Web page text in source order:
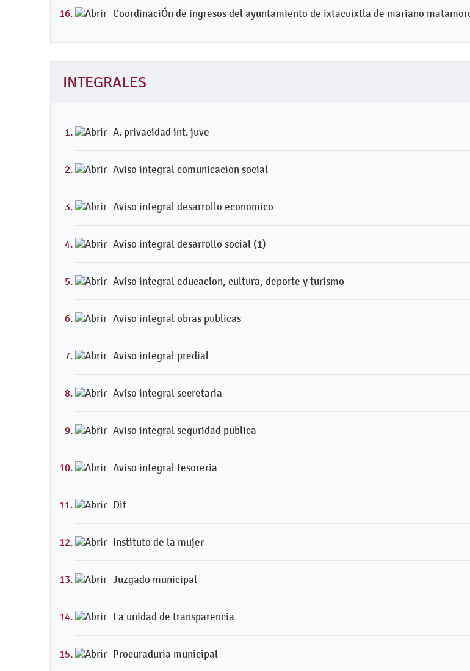
CoordinaciÓn de ingresos del ayuntamiento de ixtacuixtla de mariano
INTEGRALES
A. privacidad int. juve
Aviso integral comunicacion social
Aviso integral desarrollo economico
Aviso integral desarrollo social (1)
Aviso integral educacion, cultura, deporte y turismo
Aviso integral obras publicas
Aviso integral predial
Aviso integral secretaria
Aviso integral seguridad publica
Aviso integral tesoreria
Dif
Instituto de la mujer
Juzgado municipal
La unidad de transparencia
Procuraduria municipal